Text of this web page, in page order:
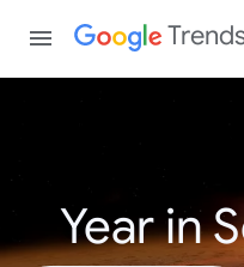
Year in